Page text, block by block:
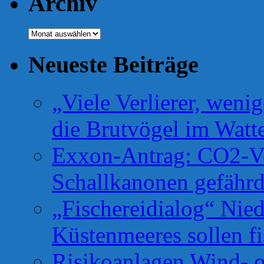
Archiv
Neueste Beiträge
„Viele Verlierer,
die Brutvögel im
Exxon-Antrag: CO2-
Schallkanonen
„Fischereidialog“
Küstenmeeres sollen